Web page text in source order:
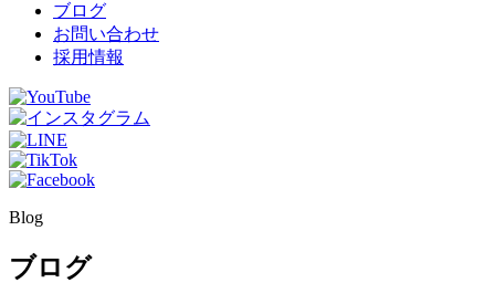
ブログ
お問い合わせ
採用情報
Blog
ブログ